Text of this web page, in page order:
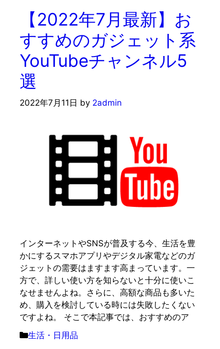
【2022年7月最新】お
すすめのガジェット系
YouTubeチャンネル5
選
2022年7月11日 by 2admin
インターネットやSNSが普及する今、生活を豊
かにするスマホアプリやデジタル家電などのガ
ジェットの需要はますます高まっています。一
方で、詳しい使い方を知らないと十分に使いこ
なせませんよね。さらに、高額な商品も多いた
め、購入を検討している時には失敗したくない
ですよね。 そこで本記事では、おすすめのア
カ
生活・日用品